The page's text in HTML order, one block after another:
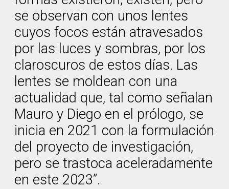
se observan con unos lentes
cuyos focos están atravesados
por las luces y sombras, por los
claroscuros de estos días. Las
lentes se moldean con una
actualidad que, tal como señalan
Mauro y Diego en el prólogo, se
inicia en 2021 con la formulación
del proyecto de investigación,
pero se trastoca aceleradamente
en este 2023”.